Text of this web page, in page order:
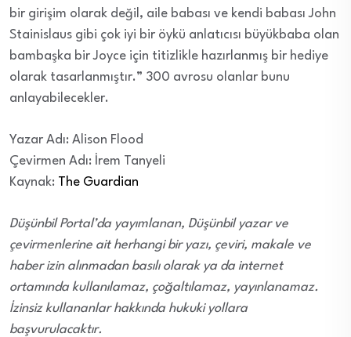
bir girişim olarak değil, aile babası ve kendi babası John
Stainislaus gibi çok iyi bir öykü anlatıcısı büyükbaba olan
bambaşka bir Joyce için titizlikle hazırlanmış bir hediye
olarak tasarlanmıştır.” 300 avrosu olanlar bunu
anlayabilecekler.
Yazar Adı: Alison Flood
Çevirmen Adı: İrem Tanyeli
Kaynak: The Guardian
Düşünbil Portal’da yayımlanan, Düşünbil yazar ve
çevirmenlerine ait herhangi bir yazı, çeviri, makale ve
haber izin alınmadan basılı olarak ya da internet
ortamında kullanılamaz, çoğaltılamaz, yayınlanamaz.
İzinsiz kullananlar hakkında hukuki yollara
başvurulacaktır.